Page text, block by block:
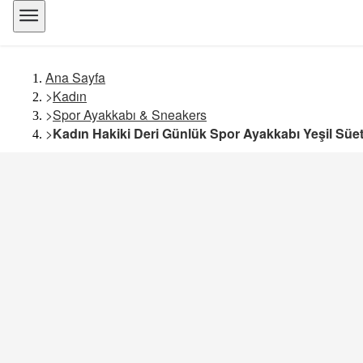
Ana Sayfa
>Kadın
>Spor Ayakkabı & Sneakers
>Kadın Hakiki Deri Günlük Spor Ayakkabı Yeşil Süet